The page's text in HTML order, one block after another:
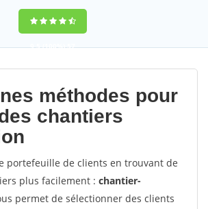
9,5(100%)57
votes
méthodes pour
chantiers
portefeuille de clients en trouvant de
plus facilement : chantier-
permet de sélectionner des clients